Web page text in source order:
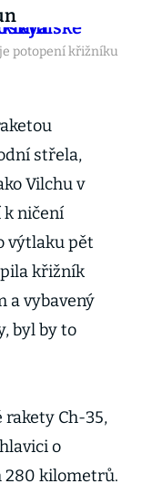
potopení křižníku
střela,
Vilchu v
k ničení
výtlaku pět
křižník
a vybavený
byl by to
rakety Ch-35,
o
280 kilometrů.